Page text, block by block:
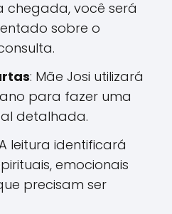
chegada, você será
sobre o
: Mãe Josi utilizará
para fazer uma
detalhada.
leitura identificará
emocionais
precisam ser